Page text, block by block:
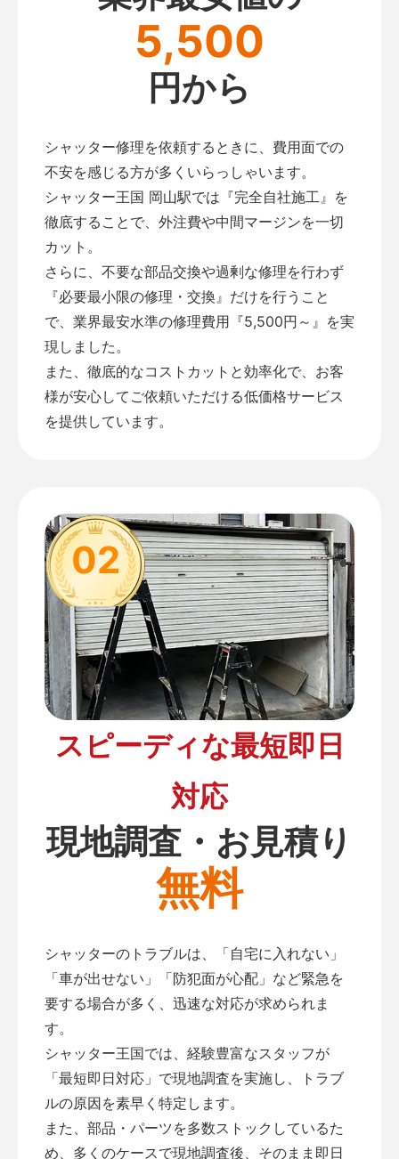
5,500
円から
シャッター修理を依頼するときに、費用面での
不安を感じる方が多くいらっしゃいます。
シャッター王国 岡山駅では『完全自社施工』を
徹底することで、外注費や中間マージンを一切
カット。
さらに、不要な部品交換や過剰な修理を行わず
『必要最小限の修理・交換』だけを行うこと
で、業界最安水準の修理費用『5,500円～』を実
現しました。
また、徹底的なコストカットと効率化で、お客
様が安心してご依頼いただける低価格サービス
を提供しています。
02
スピーディな最短即日
対応
現地調査・お見積り
無料
シャッターのトラブルは、「自宅に入れない」
「車が出せない」「防犯面が心配」など緊急を
要する場合が多く、迅速な対応が求められま
す。
シャッター王国では、経験豊富なスタッフが
「最短即日対応」で現地調査を実施し、トラブ
ルの原因を素早く特定します。
また、部品・パーツを多数ストックしているた
め、多くのケースで現地調査後、そのまま即日